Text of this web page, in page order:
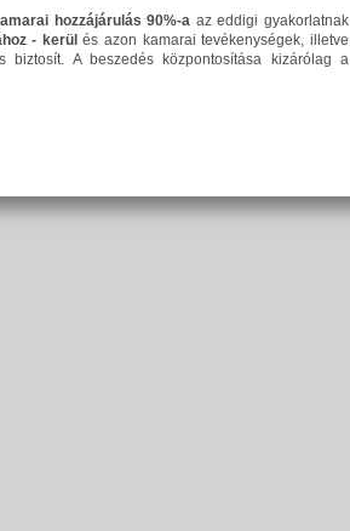
hozzájárulás 90%-a az eddigi gyakorlatnak
- kerül és azon kamarai tevékenységek, illetve
A beszedés központosítása kizárólag a